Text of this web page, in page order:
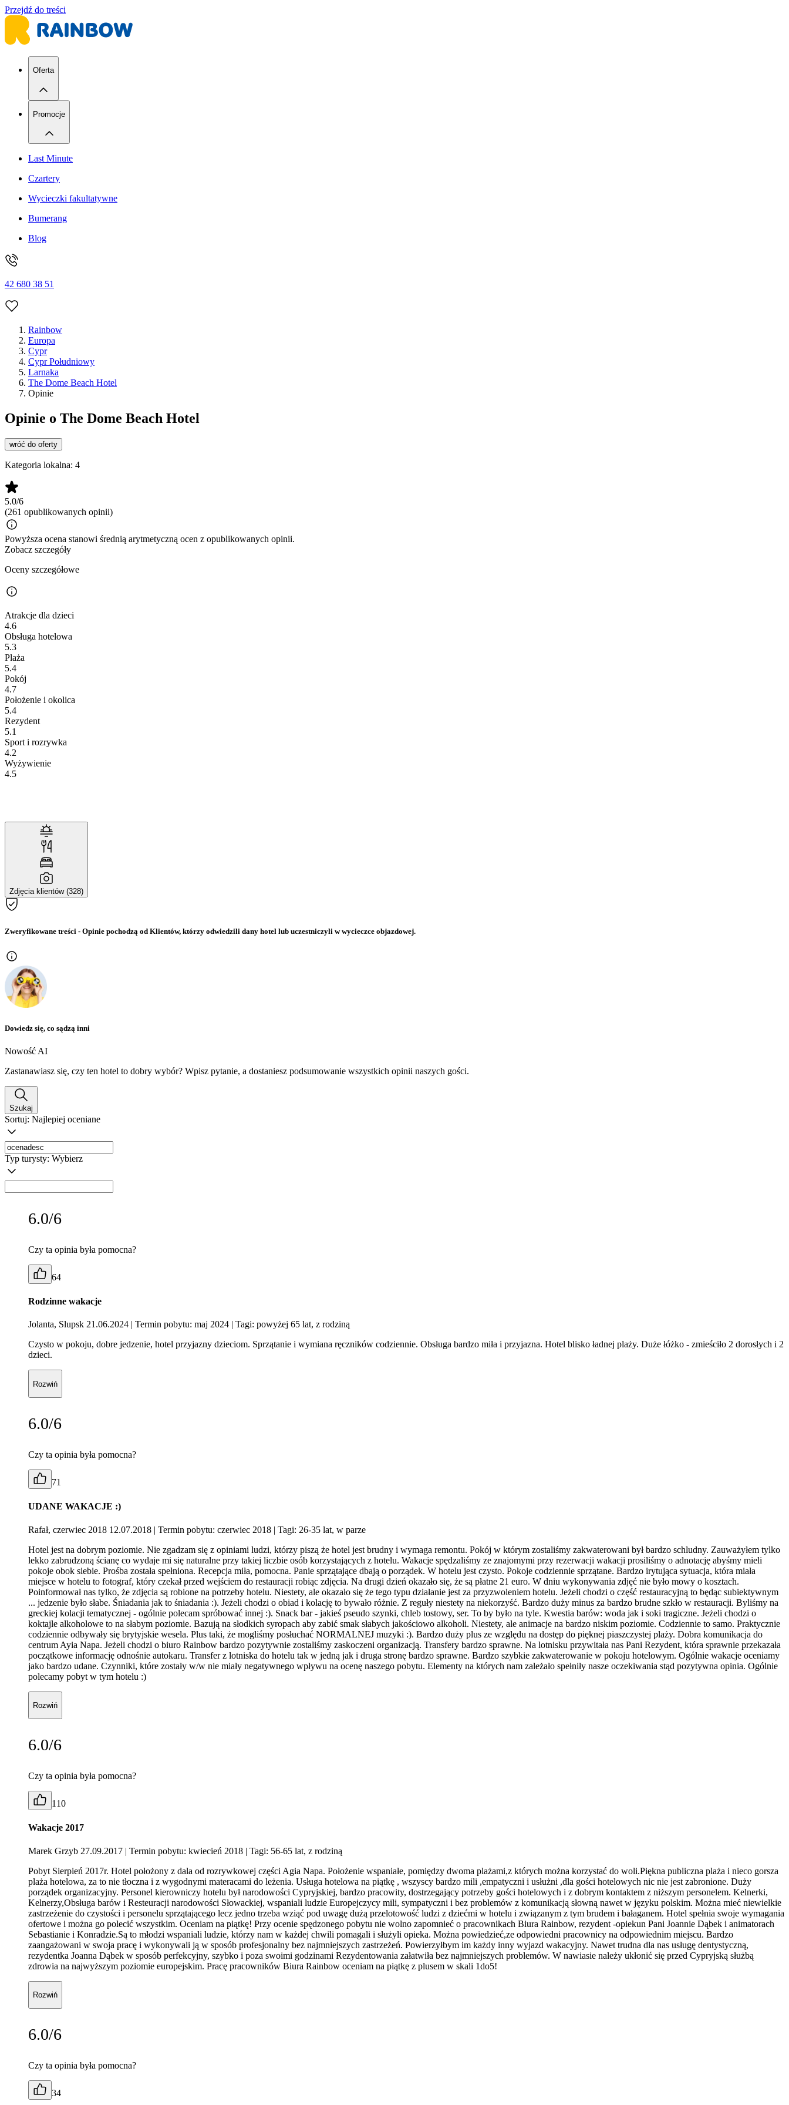
Przejdź do treści
Oferta
Promocje
Last Minute
Czartery
Wycieczki fakultatywne
Bumerang
Blog
42 680 38 51
Rainbow
Europa
Cypr
Cypr Południowy
Larnaka
The Dome Beach Hotel
Opinie
Opinie o The Dome Beach Hotel
wróć do oferty
Kategoria lokalna: 4
5.0/6
(261 opublikowanych opinii)
Powyższa ocena stanowi średnią arytmetyczną ocen z opublikowanych opinii.
Zobacz szczegóły
Oceny szczegółowe
Atrakcje dla dzieci
4.6
Obsługa hotelowa
5.3
Plaża
5.4
Pokój
4.7
Położenie i okolica
5.4
Rezydent
5.1
Sport i rozrywka
4.2
Wyżywienie
4.5
Zdjęcia klientów (328)
Zweryfikowane treści - Opinie pochodzą od Klientów, którzy odwiedzili dany hotel lub uczestniczyli w wycieczce objazdowej.
Dowiedz się, co sądzą inni
Nowość AI
Zastanawiasz się, czy ten hotel to dobry wybór? Wpisz pytanie, a dostaniesz podsumowanie wszystkich opinii naszych gości.
Szukaj
Sortuj: Najlepiej oceniane
Typ turysty: Wybierz
6.0/6
Czy ta opinia była pomocna?
64
Rodzinne wakacje
Jolanta, Slupsk 21.06.2024 | Termin pobytu: maj 2024 | Tagi: powyżej 65 lat, z rodziną
Czysto w pokoju, dobre jedzenie, hotel przyjazny dzieciom. Sprzątanie i wymiana ręczników codziennie. Obsługa bardzo miła i przyjazna. Hotel blisko ładnej plaży. Duże łóżko - zmieściło 2 dorosłych i 2
dzieci.
Rozwiń
6.0/6
Czy ta opinia była pomocna?
71
UDANE WAKACJE :)
Rafał, czerwiec 2018 12.07.2018 | Termin pobytu: czerwiec 2018 | Tagi: 26-35 lat, w parze
Hotel jest na dobrym poziomie. Nie zgadzam się z opiniami ludzi, którzy piszą że hotel jest brudny i wymaga remontu. Pokój w którym zostaliśmy zakwaterowani był bardzo schludny. Zauważyłem tylko
lekko zabrudzoną ścianę co wydaje mi się naturalne przy takiej liczbie osób korzystających z hotelu. Wakacje spędzaliśmy ze znajomymi przy rezerwacji wakacji prosiliśmy o adnotację abyśmy mieli
pokoje obok siebie. Prośba została spełniona. Recepcja miła, pomocna. Panie sprzątające dbają o porządek. W hotelu jest czysto. Pokoje codziennie sprzątane. Bardzo irytująca sytuacja, która miała
miejsce w hotelu to fotograf, który czekał przed wejściem do restauracji robiąc zdjęcia. Na drugi dzień okazało się, że są płatne 21 euro. W dniu wykonywania zdjęć nie było mowy o kosztach.
Poinformował nas tylko, że zdjęcia są robione na potrzeby hotelu. Niestety, ale okazało się że tego typu działanie jest za przyzwoleniem hotelu. Jeżeli chodzi o część restauracyjną to będąc subiektywnym
... jedzenie było słabe. Śniadania jak to śniadania :). Jeżeli chodzi o obiad i kolację to bywało różnie. Z reguły niestety na niekorzyść. Bardzo duży minus za bardzo brudne szkło w restauracji. Byliśmy na
greckiej kolacji tematycznej - ogólnie polecam spróbować innej :). Snack bar - jakieś pseudo szynki, chleb tostowy, ser. To by było na tyle. Kwestia barów: woda jak i soki tragiczne. Jeżeli chodzi o
koktajle alkoholowe to na słabym poziomie. Bazują na słodkich syropach aby zabić smak słabych jakościowo alkoholi. Niestety, ale animacje na bardzo niskim poziomie. Codziennie to samo. Praktycznie
codziennie odbywały się brytyjskie wesela. Plus taki, że mogliśmy posłuchać NORMALNEJ muzyki :). Bardzo duży plus ze względu na dostęp do pięknej piaszczystej plaży. Dobra komunikacja do
centrum Ayia Napa. Jeżeli chodzi o biuro Rainbow bardzo pozytywnie zostaliśmy zaskoczeni organizacją. Transfery bardzo sprawne. Na lotnisku przywitała nas Pani Rezydent, która sprawnie przekazała
początkowe informację odnośnie autokaru. Transfer z lotniska do hotelu tak w jedną jak i druga stronę bardzo sprawne. Bardzo szybkie zakwaterowanie w pokoju hotelowym. Ogólnie wakacje oceniamy
jako bardzo udane. Czynniki, które zostały w/w nie miały negatywnego wpływu na ocenę naszego pobytu. Elementy na których nam zależało spełniły nasze oczekiwania stąd pozytywna opinia. Ogólnie
polecamy pobyt w tym hotelu :)
Rozwiń
6.0/6
Czy ta opinia była pomocna?
110
Wakacje 2017
Marek Grzyb 27.09.2017 | Termin pobytu: kwiecień 2018 | Tagi: 56-65 lat, z rodziną
Pobyt Sierpień 2017r. Hotel położony z dala od rozrywkowej części Agia Napa. Położenie wspaniałe, pomiędzy dwoma plażami,z których można korzystać do woli.Piękna publiczna plaża i nieco gorsza
plaża hotelowa, za to nie tłoczna i z wygodnymi materacami do leżenia. Usługa hotelowa na piątkę , wszyscy bardzo mili ,empatyczni i usłużni ,dla gości hotelowych nic nie jest zabronione. Duży
porządek organizacyjny. Personel kierowniczy hotelu był narodowości Cypryjskiej, bardzo pracowity, dostrzegający potrzeby gości hotelowych i z dobrym kontaktem z niższym personelem. Kelnerki,
Kelnerzy,Obsługa barów i Resteuracji narodowości Słowackiej, wspaniali ludzie Europejczycy mili, sympatyczni i bez problemów z komunikacją słowną nawet w języku polskim. Można mieć niewielkie
zastrzeżenie do czystości i personelu sprzątającego lecz jedno trzeba wziąć pod uwagę dużą przelotowość ludzi z dziećmi w hotelu i związanym z tym brudem i bałaganem. Hotel spełnia swoje wymagania
ofertowe i można go polecić wszystkim. Oceniam na piątkę! Przy ocenie spędzonego pobytu nie wolno zapomnieć o pracownikach Biura Rainbow, rezydent -opiekun Pani Joannie Dąbek i animatorach
Sebastianie i Konradzie.Są to młodzi wspaniali ludzie, którzy nam w każdej chwili pomagali i służyli opieka. Można powiedzieć,ze odpowiedni pracownicy na odpowiednim miejscu. Bardzo
zaangażowani w swoja pracę i wykonywali ją w sposób profesjonalny bez najmniejszych zastrzeżeń. Powierzyłbym im każdy inny wyjazd wakacyjny. Nawet trudna dla nas usługę dentystyczną,
rezydentka Joanna Dąbek w sposób perfekcyjny, szybko i poza swoimi godzinami Rezydentowania załatwiła bez najmniejszych problemów. W nawiasie należy ukłonić się przed Cypryjską służbą
zdrowia na najwyższym poziomie europejskim. Pracę pracowników Biura Rainbow oceniam na piątkę z plusem w skali 1do5!
Rozwiń
6.0/6
Czy ta opinia była pomocna?
34